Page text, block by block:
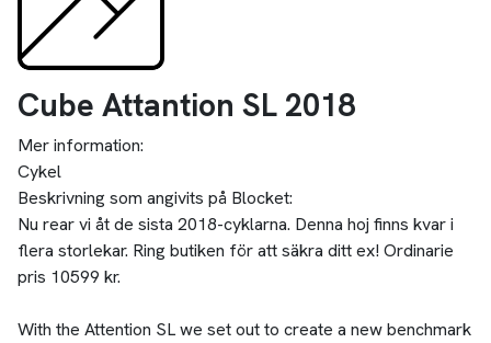
Cube Attantion SL 2018
Mer information:
Cykel
Beskrivning som angivits på Blocket:
Nu rear vi åt de sista 2018-cyklarna. Denna hoj finns kvar i
flera storlekar. Ring butiken för att säkra ditt ex! Ordinarie
pris 10599 kr.
With the Attention SL we set out to create a new benchmark